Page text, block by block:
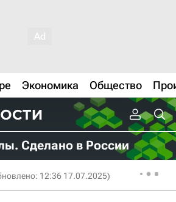
Экономика Общество
Сделано в России
12:36 17.07.2025)